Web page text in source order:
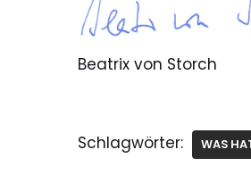
Beatrix von Storch
Schlagwörter: WAS